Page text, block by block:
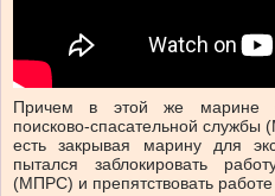
Причем в этой же марине
поисково-спасательной
есть закрывая марину для
пытался заблокировать
(МПРС) и препятствовать